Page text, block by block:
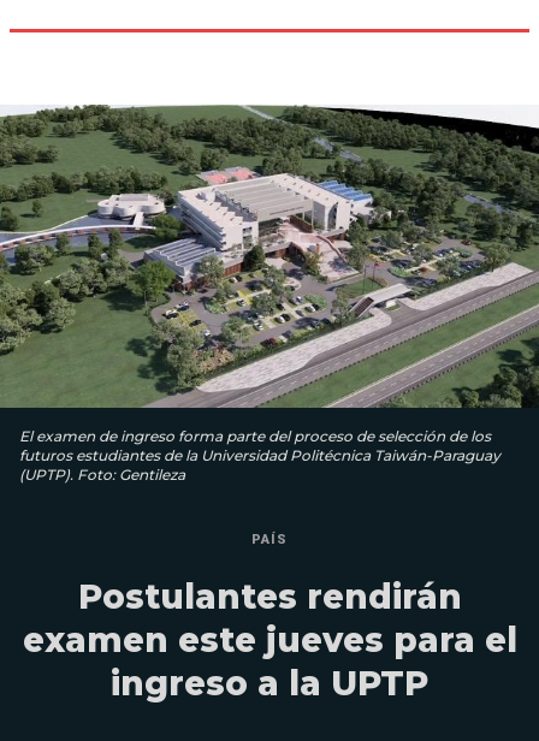
El examen de ingreso forma parte del proceso de selección de los
futuros estudiantes de la Universidad Politécnica Taiwán-Paraguay
(UPTP). Foto: Gentileza
PAÍS
Postulantes rendirán
examen este jueves para el
ingreso a la UPTP